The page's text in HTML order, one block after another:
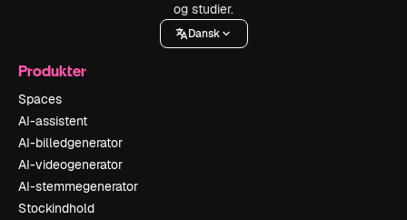
og studier.
Dansk
Produkter
Spaces
AI-assistent
AI-billedgenerator
AI-videogenerator
AI-stemmegenerator
Stockindhold